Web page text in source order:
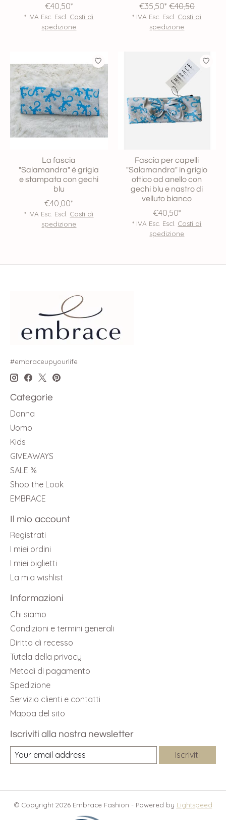
€40,50*
* IVA Esc. Escl. Costi di
spedizione
€35,50* €40,50
* IVA Esc. Escl. Costi di
spedizione
La fascia
"Salamandra" è grigia
e stampata con gechi
blu
€40,00*
* IVA Esc. Escl. Costi di
spedizione
Fascia per capelli
"Salamandra" in grigio
ottico ad anello con
gechi blu e nastro di
velluto bianco
€40,50*
* IVA Esc. Escl. Costi di
spedizione
#embraceupyourlife
Categorie
Donna
Uomo
Kids
GIVEAWAYS
SALE %
Shop the Look
EMBRACE
Il mio account
Registrati
I miei ordini
I miei biglietti
La mia wishlist
Informazioni
Chi siamo
Condizioni e termini generali
Diritto di recesso
Tutela della privacy
Metodi di pagamento
Spedizione
Servizio clienti e contatti
Mappa del sito
Iscriviti alla nostra newsletter
Iscriviti
© Copyright 2026 Embrace Fashion - Powered by Lightspeed